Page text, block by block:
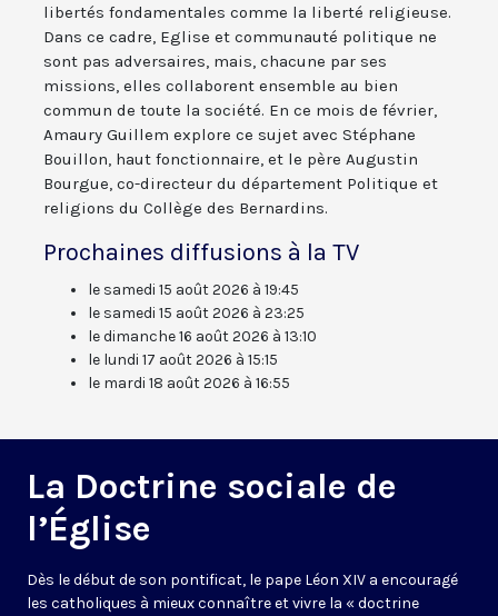
libertés fondamentales comme la liberté religieuse.
Dans ce cadre, Eglise et communauté politique ne
sont pas adversaires, mais, chacune par ses
missions, elles collaborent ensemble au bien
commun de toute la société. En ce mois de février,
Amaury Guillem explore ce sujet avec Stéphane
Bouillon, haut fonctionnaire, et le père Augustin
Bourgue, co-directeur du département Politique et
religions du Collège des Bernardins.
Prochaines diffusions à la TV
le samedi 15 août 2026 à 19:45
le samedi 15 août 2026 à 23:25
le dimanche 16 août 2026 à 13:10
le lundi 17 août 2026 à 15:15
le mardi 18 août 2026 à 16:55
La Doctrine sociale de
l’Église
Dès le début de son pontificat, le pape Léon XIV a encouragé
les catholiques à mieux connaître et vivre la « doctrine